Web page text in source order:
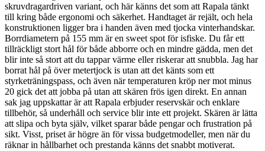
skruvdragardriven variant, och här känns det som att Rapala tänkt
till kring både ergonomi och säkerhet. Handtaget är rejält, och hela
konstruktionen ligger bra i handen även med tjocka vinterhandskar.
Borrdiametern på 155 mm är en sweet spot för isfiske. Du får ett
tillräckligt stort hål för både abborre och en mindre gädda, men det
blir inte så stort att du tappar värme eller riskerar att snubbla. Jag har
borrat hål på över metertjock is utan att det känts som ett
styrketräningspass, och även när temperaturen kröp ner mot minus
20 gick det att jobba på utan att skären frös igen direkt. En annan
sak jag uppskattar är att Rapala erbjuder reservskär och enklare
tillbehör, så underhåll och service blir inte ett projekt. Skären är lätta
att slipa och byta själv, vilket sparar både pengar och frustration på
sikt. Visst, priset är högre än för vissa budgetmodeller, men när du
räknar in hållbarhet och prestanda känns det snabbt motiverat.